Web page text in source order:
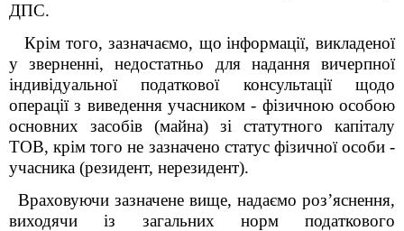
ДПС.
Крім того, зазначаємо, що інформації, викладеної
у зверненні, недостатньо для надання вичерпної
індивідуальної податкової консультації щодо
операції з виведення учасником - фізичною особою
основних засобів (майна) зі статутного капіталу
ТОВ, крім того не зазначено статус фізичної особи -
учасника (резидент, нерезидент).
Враховуючи зазначене вище, надаємо роз’яснення,
виходячи із загальних норм податкового